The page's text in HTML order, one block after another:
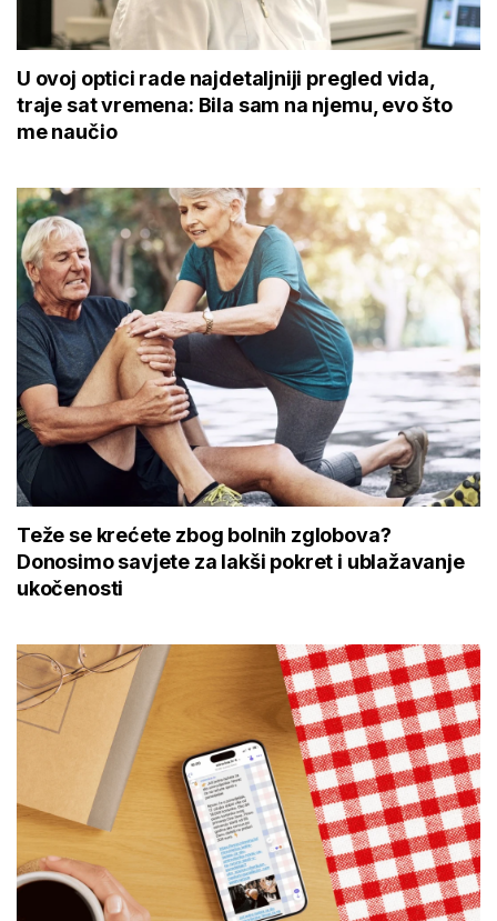
U ovoj optici rade najdetaljniji pregled vida,
traje sat vremena: Bila sam na njemu, evo što
me naučio
Teže se krećete zbog bolnih zglobova?
Donosimo savjete za lakši pokret i ublažavanje
ukočenosti